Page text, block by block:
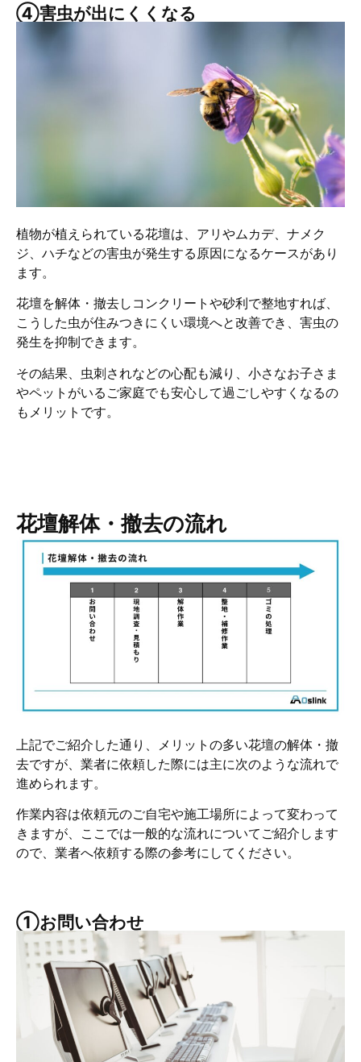
④害虫が出にくくなる
植物が植えられている花壇は、アリやムカデ、ナメク
ジ、ハチなどの害虫が発生する原因になるケースがあり
ます。
花壇を解体・撤去しコンクリートや砂利で整地すれば、
こうした虫が住みつきにくい環境へと改善でき、害虫の
発生を抑制できます。
その結果、虫刺されなどの心配も減り、小さなお子さま
やペットがいるご家庭でも安心して過ごしやすくなるの
もメリットです。
花壇解体・撤去の流れ
上記でご紹介した通り、メリットの多い花壇の解体・撤
去ですが、業者に依頼した際には主に次のような流れで
進められます。
作業内容は依頼元のご自宅や施工場所によって変わって
きますが、ここでは一般的な流れについてご紹介します
ので、業者へ依頼する際の参考にしてください。
①お問い合わせ